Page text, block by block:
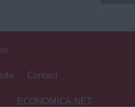
Contact
ECONOMICA.NET